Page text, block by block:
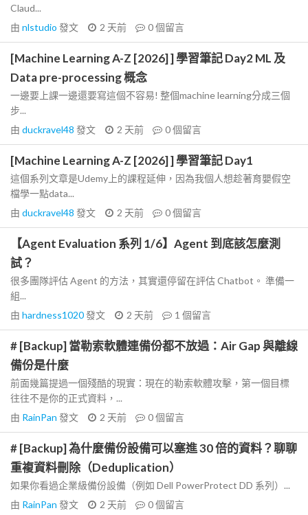
Claud...
由 nlstudio 發文 2 天前 0個留言
[Machine Learning A-Z [2026] ] 學習筆記 Day2 ML 及
Data pre-processing 概念
一邊要上課一邊還要寫這個不容易! 整個machine learning分成三個
步...
由 duckravel48 發文 2 天前 0個留言
[Machine Learning A-Z [2026] ] 學習筆記 Day1
這個系列文章是Udemy上的課程延伸，因為我個人想趁著育嬰假空
檔學一點data...
由 duckravel48 發文 2 天前 0個留言
【Agent Evaluation 系列 1/6】Agent 到底該怎麼測
試？
很多團隊評估 Agent 的方法，其實還停留在評估 Chatbot。 準備一
組...
由 hardness1020發文 2 天前 1 個留言
# [Backup] 當勒索軟體連備份都不放過：Air Gap 與離線
備份是什麼
前面幾篇提過一個殘酷的現實：現在的勒索軟體攻擊，第一個目標
往往不是你的正式資料，...
由 RainPan 發文 2 天前 0個留言
# [Backup] 為什麼備份設備可以塞進 30 倍的資料？聊聊
重複資料刪除（Deduplication）
如果你看過企業級備份設備（例如 Dell PowerProtect DD 系列）...
由 RainPan 發文 2 天前 0個留言